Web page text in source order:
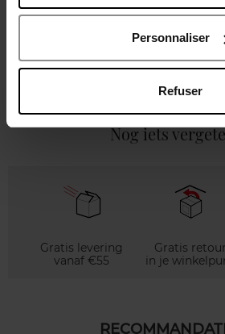
Personnaliser
Refuser
Karakteristieken
Nog iets
Gratis levering
vanaf €55
Gratis retour
in je